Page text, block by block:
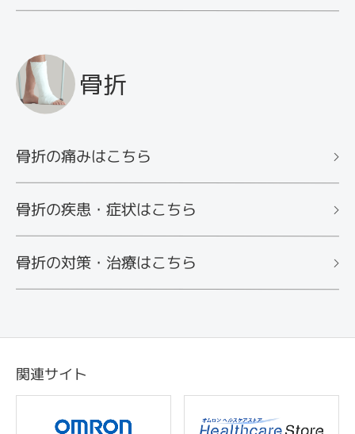
骨折
骨折の痛みはこちら
骨折の疾患・症状はこちら
骨折の対策・治療はこちら
関連サイト